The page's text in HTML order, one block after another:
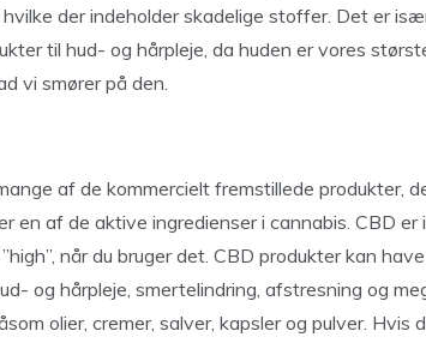
der indeholder skadelige stoffer. Det er
til hud- og hårpleje, da huden er vores
vi smører på den.
af de kommercielt fremstillede produkter,
en af de aktive ingredienser i cannabis. CBD er
når du bruger det. CBD produkter kan
og hårpleje, smertelindring, afstresning og
olier, cremer, salver, kapsler og pulver. Hvis